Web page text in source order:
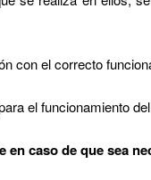
con el correcto
el funcionamiento
en caso de que sea